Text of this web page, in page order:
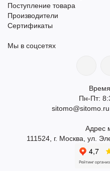
Поступление товара
Производители
Сертификаты
Мы в соцсетях
Пн-Пт:
sitomo@sitomo.ru
Адрес
111524, г. Москва, ул.